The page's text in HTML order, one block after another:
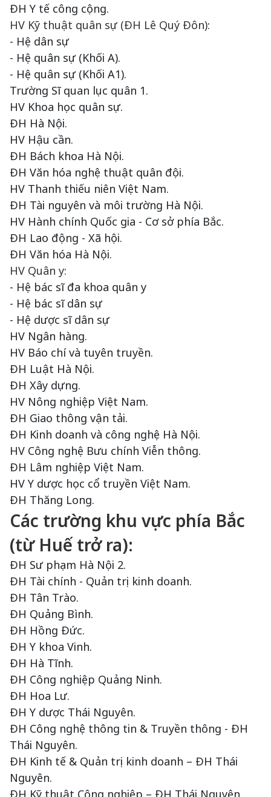
ĐH Y tế công cộng.
HV Kỹ thuật quân sự (ĐH Lê Quý Đôn):
- Hệ dân sự
- Hệ quân sự (Khối A).
- Hệ quân sự (Khối A1).
Trường Sĩ quan lục quân 1.
HV Khoa học quân sự.
ĐH Hà Nội.
HV Hậu cần.
ĐH Bách khoa Hà Nội.
ĐH Văn hóa nghệ thuật quân đội.
HV Thanh thiếu niên Việt Nam.
ĐH Tài nguyên và môi trường Hà Nội.
HV Hành chính Quốc gia - Cơ sở phía Bắc.
ĐH Lao động - Xã hội.
ĐH Văn hóa Hà Nội.
HV Quân y:
- Hệ bác sĩ đa khoa quân y
- Hệ bác sĩ dân sự
- Hệ dược sĩ dân sự
HV Ngân hàng.
HV Báo chí và tuyên truyền.
ĐH Luật Hà Nội.
ĐH Xây dựng.
HV Nông nghiệp Việt Nam.
ĐH Giao thông vận tải.
ĐH Kinh doanh và công nghệ Hà Nội.
HV Công nghệ Bưu chính Viễn thông.
ĐH Lâm nghiệp Việt Nam.
HV Y dược học cổ truyền Việt Nam.
ĐH Thăng Long.
Các trường khu vực phía Bắc
(từ Huế trở ra):
ĐH Sư phạm Hà Nội 2.
ĐH Tài chính - Quản trị kinh doanh.
ĐH Tân Trào.
ĐH Quảng Bình.
ĐH Hồng Đức.
ĐH Y khoa Vinh.
ĐH Hà Tĩnh.
ĐH Công nghiệp Quảng Ninh.
ĐH Hoa Lư.
ĐH Y dược Thái Nguyên.
ĐH Công nghệ thông tin & Truyền thông - ĐH
Thái Nguyên.
ĐH Kinh tế & Quản trị kinh doanh – ĐH Thái
Nguyên.
ĐH Kỹ thuật Công nghiệp – ĐH Thái Nguyên.